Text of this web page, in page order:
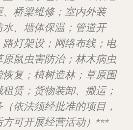
桥梁维修；室内外装
、墙体保温；管道开
灯架设；网络布线；电
鼠虫害防治；林木病虫
复；植树造林；草原围
赁；货物装卸、搬运；
依法须经批准的项目，
可开展经营活动）***